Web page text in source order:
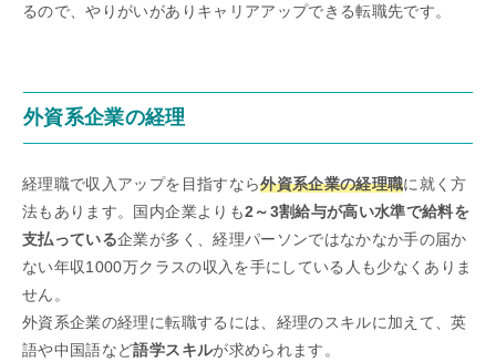
るので、やりがいがありキャリアアップできる転職先です。
外資系企業の経理
経理職で収入アップを目指すなら外資系企業の経理職に就く方
法もあります。国内企業よりも2～3割給与が高い水準で給料を
支払っている企業が多く、経理パーソンではなかなか手の届か
ない年収1000万クラスの収入を手にしている人も少なくありま
せん。
外資系企業の経理に転職するには、経理のスキルに加えて、英
語や中国語など語学スキルが求められます。